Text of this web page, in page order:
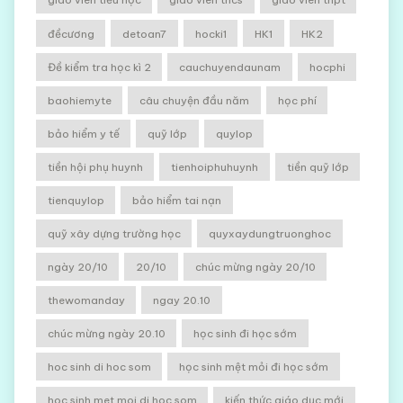
đềcương detoan7 hocki1 HK1 HK2
Đề kiểm tra học kì 2 cauchuyendaunam hocphi
baohiemyte câu chuyện đầu năm học phí
bảo hiểm y tế quỹ lớp quylop
tiền hội phụ huynh tienhoiphuhuynh tiền quỹ lớp
tienquylop bảo hiểm tai nạn
quỹ xây dựng trường học quyxaydungtruonghoc
ngày 20/10 20/10 chúc mừng ngày 20/10
thewomanday ngay 20.10
chúc mừng ngày 20.10 học sinh đi học sớm
hoc sinh di hoc som học sinh mệt mỏi đi học sớm
hoc sinh met moi di hoc som kiến thức giáo dục mới